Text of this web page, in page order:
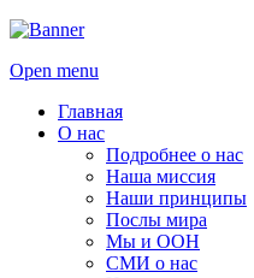
Open menu
Главная
О нас
Подробнее о нас
Наша миссия
Наши принципы
Послы мира
Мы и ООН
СМИ о нас